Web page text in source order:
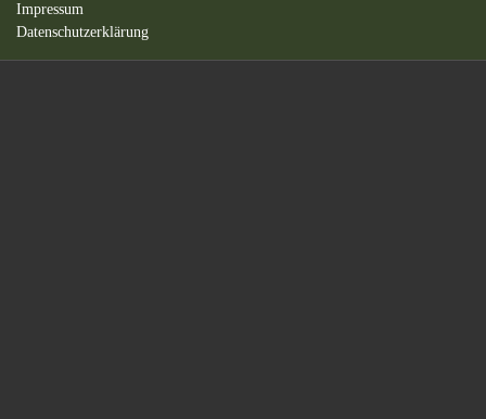
Impressum
Datenschutzerklärung